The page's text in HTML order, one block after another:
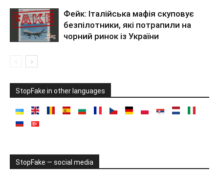
Фейк: Італійська мафія скуповує
безпілотники, які потрапили на
чорний ринок із України
StopFake in other languages
StopFake — social media